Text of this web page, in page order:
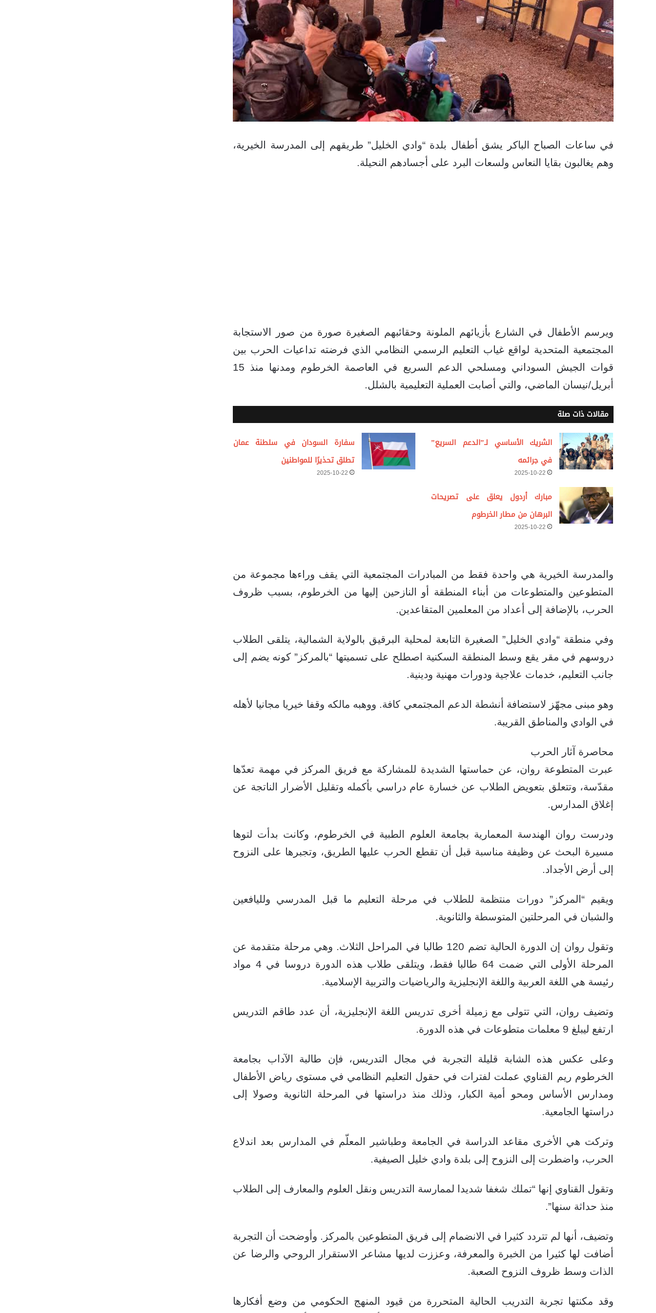
في ساعات الصباح الباكر يشق أطفال بلدة “وادي الخليل” طريقهم إلى المدرسة الخيرية،
وهم يغالبون بقايا النعاس ولسعات البرد على أجسادهم النحيلة.
ويرسم الأطفال في الشارع بأزيائهم الملونة وحقائبهم الصغيرة صورة من صور الاستجابة
المجتمعية المتحدية لواقع غياب التعليم الرسمي النظامي الذي فرضته تداعيات الحرب بين
قوات الجيش السوداني ومسلحي الدعم السريع في العاصمة الخرطوم ومدنها منذ 15
أبريل/نيسان الماضي، والتي أصابت العملية التعليمية بالشلل.
مقالات ذات صلة
الشريك الأساسي لـ”الدعم السريع”
في جرائمه
2025-10-22
سفارة السودان في سلطنة عمان
تطلق تحذيرًا للمواطنين
2025-10-22
مبارك أردول يعلق على تصريحات
البرهان من مطار الخرطوم
2025-10-22
والمدرسة الخيرية هي واحدة فقط من المبادرات المجتمعية التي يقف وراءها مجموعة من
المتطوعين والمتطوعات من أبناء المنطقة أو النازحين إليها من الخرطوم، بسبب ظروف
الحرب، بالإضافة إلى أعداد من المعلمين المتقاعدين.
وفي منطقة “وادي الخليل” الصغيرة التابعة لمحلية البرقيق بالولاية الشمالية، يتلقى الطلاب
دروسهم في مقر يقع وسط المنطقة السكنية اصطلح على تسميتها “بالمركز” كونه يضم إلى
جانب التعليم، خدمات علاجية ودورات مهنية ودينية.
وهو مبنى مجهّز لاستضافة أنشطة الدعم المجتمعي كافة. ووهبه مالكه وقفا خيريا مجانيا لأهله
في الوادي والمناطق القريبة.
محاصرة آثار الحرب
عبرت المتطوعة روان، عن حماستها الشديدة للمشاركة مع فريق المركز في مهمة تعدّها
مقدّسة، وتتعلق بتعويض الطلاب عن خسارة عام دراسي بأكمله وتقليل الأضرار الناتجة عن
إغلاق المدارس.
ودرست روان الهندسة المعمارية بجامعة العلوم الطبية في الخرطوم، وكانت بدأت لتوها
مسيرة البحث عن وظيفة مناسبة قبل أن تقطع الحرب عليها الطريق، وتجبرها على النزوح
إلى أرض الأجداد.
ويقيم “المركز” دورات منتظمة للطلاب في مرحلة التعليم ما قبل المدرسي ولليافعين
والشبان في المرحلتين المتوسطة والثانوية.
وتقول روان إن الدورة الحالية تضم 120 طالبا في المراحل الثلاث. وهي مرحلة متقدمة عن
المرحلة الأولى التي ضمت 64 طالبا فقط، ويتلقى طلاب هذه الدورة دروسا في 4 مواد
رئيسة هي اللغة العربية واللغة الإنجليزية والرياضيات والتربية الإسلامية.
وتضيف روان، التي تتولى مع زميلة أخرى تدريس اللغة الإنجليزية، أن عدد طاقم التدريس
ارتفع ليبلغ 9 معلمات متطوعات في هذه الدورة.
وعلى عكس هذه الشابة قليلة التجربة في مجال التدريس، فإن طالبة الآداب بجامعة
الخرطوم ريم القناوي عملت لفترات في حقول التعليم النظامي في مستوى رياض الأطفال
ومدارس الأساس ومحو أمية الكبار، وذلك منذ دراستها في المرحلة الثانوية وصولا إلى
دراستها الجامعية.
وتركت هي الأخرى مقاعد الدراسة في الجامعة وطباشير المعلّم في المدارس بعد اندلاع
الحرب، واضطرت إلى النزوح إلى بلدة وادي خليل الصيفية.
وتقول القناوي إنها “تملك شغفا شديدا لممارسة التدريس ونقل العلوم والمعارف إلى الطلاب
منذ حداثة سنها”.
وتضيف، أنها لم تتردد كثيرا في الانضمام إلى فريق المتطوعين بالمركز. وأوضحت أن التجربة
أضافت لها كثيرا من الخبرة والمعرفة، وعززت لديها مشاعر الاستقرار الروحي والرضا عن
الذات وسط ظروف النزوح الصعبة.
وقد مكنتها تجربة التدريب الحالية المتحررة من قيود المنهج الحكومي من وضع أفكارها